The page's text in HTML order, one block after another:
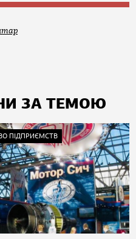
ЗА ТЕМОЮ
ПІДПРИЄМСТВ